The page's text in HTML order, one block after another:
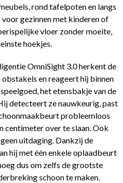
rond tafelpoten en langs
voor gezinnen met kinderen of
vloer zonder moeite,
hoekjes.
OmniSight 3.0 herkent de
en reageert hij binnen
het etensbakje van de
detecteert ze nauwkeurig, past
probleemloos
centimeter over te slaan. Ook
uitdaging. Dankzij de
hij met één enkele oplaadbeurt
dus om zelfs de grootste
schoon te maken.